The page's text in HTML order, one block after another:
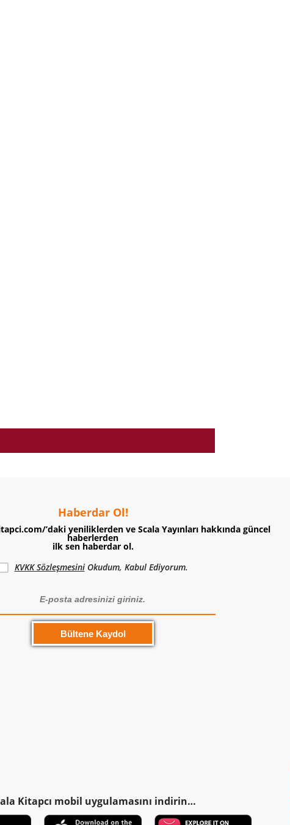
Haberdar Ol!
’daki yeniliklerden ve Scala Yayınları hakkında güncel
haberlerden
ilk sen haberdar ol.
KVKK SözleşmesiniOkudum, Kabul Ediyorum.
Kitapcı mobil uygulamasını indirin…